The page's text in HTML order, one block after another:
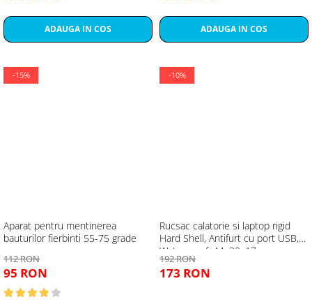
ADAUGA IN COS ADAUGA IN COS
-15%
Aparat pentru mentinerea
bauturilor fierbinti 55-75 grade
112 RON
95 RON
-10%
Rucsac calatorie si laptop rigid
Hard Shell, Antifurt cu port USB,
Waterproof, 44x30x17 cm,
Compartimentare inteligenta,
Unisex, Negru
192 RON
173 RON